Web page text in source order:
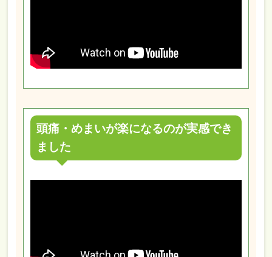
頭痛・めまいが楽になるのが実感でき
ました